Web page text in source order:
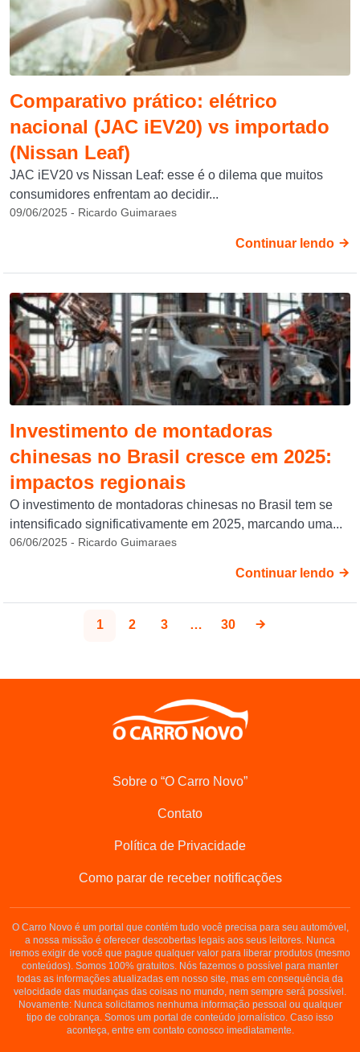
Comparativo prático: elétrico
nacional (JAC iEV20) vs importado
(Nissan Leaf)
JAC iEV20 vs Nissan Leaf: esse é o dilema que muitos
consumidores enfrentam ao decidir...
09/06/2025 - Ricardo Guimaraes
Continuar lendo
Investimento de montadoras
chinesas no Brasil cresce em 2025:
impactos regionais
O investimento de montadoras chinesas no Brasil tem se
intensificado significativamente em 2025, marcando uma...
06/06/2025 - Ricardo Guimaraes
Continuar lendo
1 2 3 … 30
Sobre o “O Carro Novo”
Contato
Política de Privacidade
Como parar de receber notificações
O Carro Novo é um portal que contém tudo você precisa para seu automóvel,
a nossa missão é oferecer descobertas legais aos seus leitores. Nunca
iremos exigir de você que pague qualquer valor para liberar produtos (mesmo
conteúdos). Somos 100% gratuitos. Nós fazemos o possível para manter
todas as informações atualizadas em nosso site, mas em consequência da
velocidade das mudanças das coisas no mundo, nem sempre será possível.
Novamente: Nunca solicitamos nenhuma informação pessoal ou qualquer
tipo de cobrança. Somos um portal de conteúdo jornalístico. Caso isso
aconteça, entre em contato conosco imediatamente.